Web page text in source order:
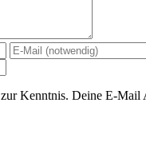
zur Kenntnis. Deine E-Mail